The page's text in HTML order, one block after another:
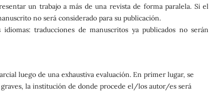
un trabajo a más de una revista de forma paralela. Si el
no será considerado para su publicación.
traducciones de manuscritos ya publicados no serán
luego de una exhaustiva evaluación. En primer lugar, se
la institución de donde procede el/los autor/es será